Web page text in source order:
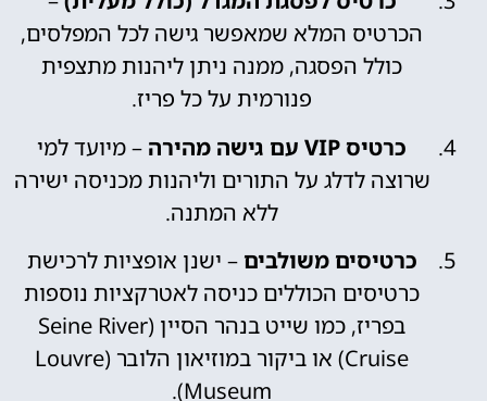
הכרטיס המלא שמאפשר גישה לכל המפלסים,
כולל הפסגה, ממנה ניתן ליהנות מתצפית
פנורמית על כל פריז.
כרטיס VIP עם גישה מהירה
– מיועד למי
שרוצה לדלג על התורים וליהנות מכניסה ישירה
ללא המתנה.
כרטיסים משולבים – ישנן אופציות לרכישת
כרטיסים הכוללים כניסה לאטרקציות נוספות
בפריז, כמו שייט בנהר הסיין (Seine River
Cruise) או ביקור במוזיאון הלובר (Louvre
Museum).